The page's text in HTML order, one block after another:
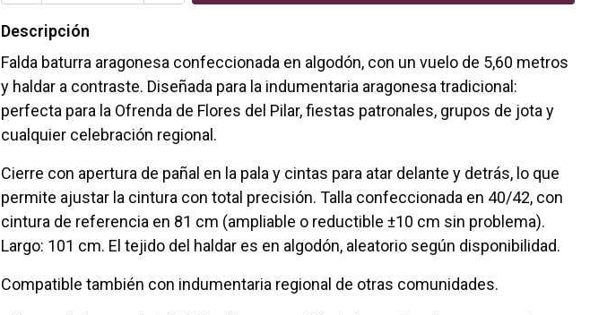
Descripción
Falda baturra aragonesa confeccionada en algodón, con un vuelo de 5,60 metros
y haldar a contraste. Diseñada para la indumentaria aragonesa tradicional:
perfecta para la Ofrenda de Flores del Pilar, fiestas patronales, grupos de jota y
cualquier celebración regional.
Cierre con apertura de pañal en la pala y cintas para atar delante y detrás, lo que
permite ajustar la cintura con total precisión. Talla confeccionada en 40/42, con
cintura de referencia en 81 cm (ampliable o reductible ±10 cm sin problema).
Largo: 101 cm. El tejido del haldar es en algodón, aleatorio según disponibilidad.
Compatible también con indumentaria regional de otras comunidades.